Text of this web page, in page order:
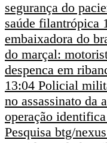
segurança do
saúde filantrópica
embaixadora do
do marçal:
despenca em
13:04 Policial
no assassinato da
operação
Pesquisa btg/